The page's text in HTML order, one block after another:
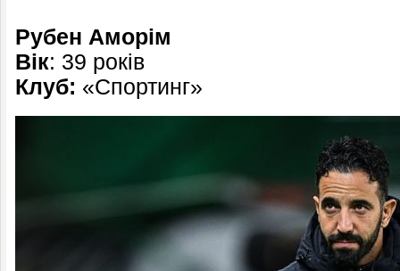
Рубен Аморім
Вік: 39 років
Клуб: «Спортинг»